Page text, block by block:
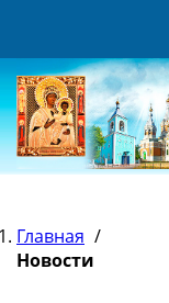
Главная /
Новости